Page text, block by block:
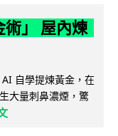
術」 屋內煉
自學提煉黃金，在
大量刺鼻濃煙，驚